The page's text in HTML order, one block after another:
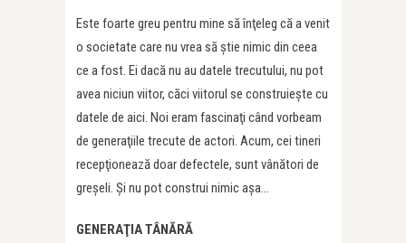
Este foarte greu pentru mine să înţeleg că a venit
o societate care nu vrea să ştie nimic din ceea
ce a fost. Ei dacă nu au datele trecutului, nu pot
avea niciun viitor, căci viitorul se construieşte cu
datele de aici. Noi eram fascinaţi când vorbeam
de generaţiile trecute de actori. Acum, cei tineri
recepţionează doar defectele, sunt vânători de
greşeli. Şi nu pot construi nimic aşa…
GENERAŢIA TÂNĂRĂ